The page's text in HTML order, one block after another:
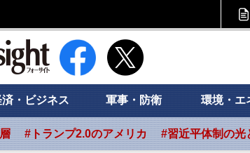
新潮社 Foresight フォーサイト
済・ビジネス 軍事・防衛 環境・エ
#トランプ2.0のアメリカ #習近平体制の光